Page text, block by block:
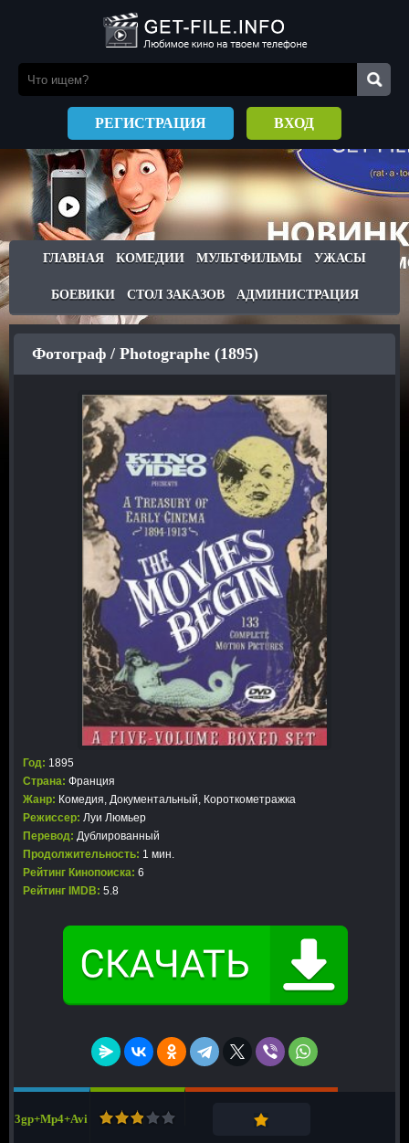
РЕГИСТРАЦИЯ ВХОД
ГЛАВНАЯ КОМЕДИИ МУЛЬТФИЛЬМЫ УЖАСЫ
БОЕВИКИ СТОЛ ЗАКАЗОВ АДМИНИСТРАЦИЯ
Фотограф / Photographe (1895)
Год: 1895
Страна: Франция
Жанр: Комедия Документальный Короткометражка
Режиссер: Луи Люмьер
Перевод: Дублированный
Продолжительность: 1 мин.
Рейтинг Кинопоиска: 6
Рейтинг IMDB: 5.8
3gp+Mp4+Avi